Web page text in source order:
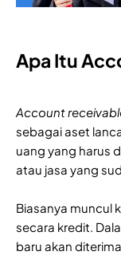
Apa Itu
Account
sebagai aset
uang yang harus
atau jasa yang
Biasanya muncul
secara kredit.
baru akan